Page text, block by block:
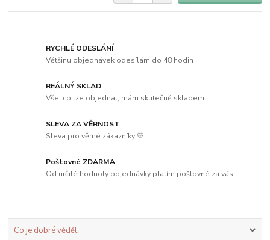
RYCHLÉ ODESLÁNÍ
Většinu objednávek odesílám do 48 hodin
REÁLNÝ SKLAD
Vše, co lze objednat, mám skutečně skladem
SLEVA ZA VĚRNOST
Sleva pro věrné zákazníky 💛
Poštovné ZDARMA
Od určité hodnoty objednávky platím poštovné za vás
Co je dobré vědět: